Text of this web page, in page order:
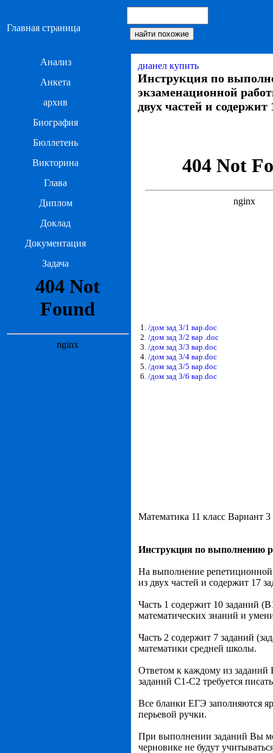
Главная страница
Анализ
Анкета
архив
Биография
Бюллетень
Викторина
Глава
Диплом
Доклад
Документация
Задача
дианел купить
Инструкция по
экзаменационной
двух частей и содержит
1. /дом зад 3/1 вар.doc
2. /дом зад 3/2 вар .doc
3. /дом зад 3/3 вар.doc
4. /дом зад 3/4 вар.doc
5. /дом зад 3/5 вар.doc
6. /дом зад 3/6 вар.doc
Математика 11 класс Вариант 3
Инструкция по выполнению
На выполнение репетиционной
из двух частей и содержит 17
Часть 1 содержит 10 заданий
математических знаний и
Часть 2 содержит 7 заданий
математики средней школы.
Ответом к каждому из заданий
заданий С1-С2 требуется
Все бланки ЕГЭ заполняются
перьевой ручки.
При выполнении заданий Вы
черновике не будут